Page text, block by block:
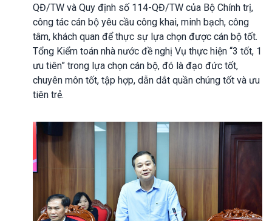
QĐ/TW và Quy định số 114-QĐ/TW của Bộ Chính trị,
công tác cán bộ yêu cầu công khai, minh bạch, công
tâm, khách quan để thực sự lựa chọn được cán bộ tốt.
Tổng Kiểm toán nhà nước đề nghị Vụ thực hiện “3 tốt, 1
ưu tiên” trong lựa chọn cán bộ, đó là đạo đức tốt,
chuyên môn tốt, tập hợp, dẫn dắt quần chúng tốt và ưu
tiên trẻ.